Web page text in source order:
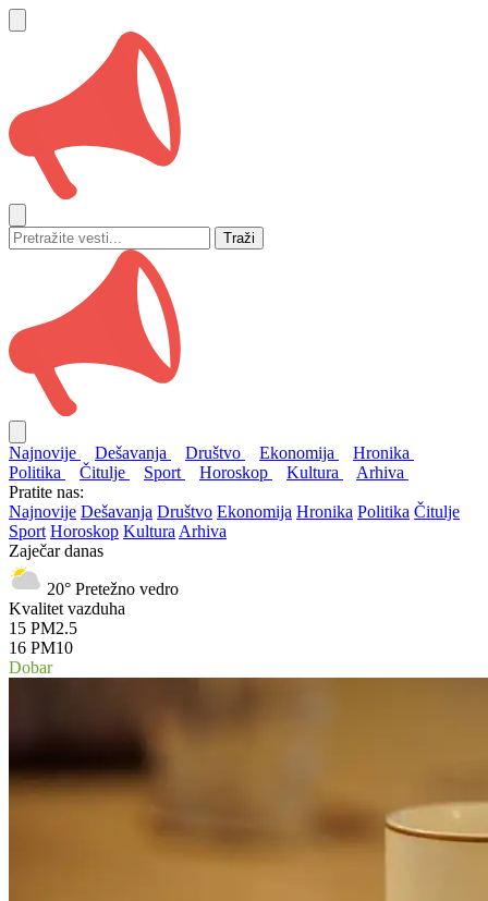
Traži
Najnovije Dešavanja Društvo Ekonomija
Hronika
Politika
Čitulje Sport Horoskop Kultura
Arhiva
Pratite nas:
Najnovije Dešavanja Društvo Ekonomija Hronika Politika Čitulje
Sport Horoskop Kultura Arhiva
Zaječar danas
20° Pretežno vedro
Kvalitet vazduha
15 PM2.5
16 PM10
Dobar